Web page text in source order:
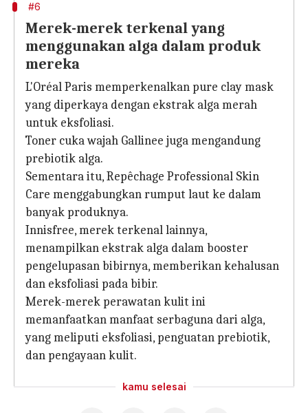
#6
Merek-merek terkenal yang
menggunakan alga dalam produk
mereka
L'Oréal Paris memperkenalkan pure clay mask
yang diperkaya dengan ekstrak alga merah
untuk eksfoliasi.
Toner cuka wajah Gallinee juga mengandung
prebiotik alga.
Sementara itu, Repêchage Professional Skin
Care menggabungkan rumput laut ke dalam
banyak produknya.
Innisfree, merek terkenal lainnya,
menampilkan ekstrak alga dalam booster
pengelupasan bibirnya, memberikan kehalusan
dan eksfoliasi pada bibir.
Merek-merek perawatan kulit ini
memanfaatkan manfaat serbaguna dari alga,
yang meliputi eksfoliasi, penguatan prebiotik,
dan pengayaan kulit.
kamu selesai